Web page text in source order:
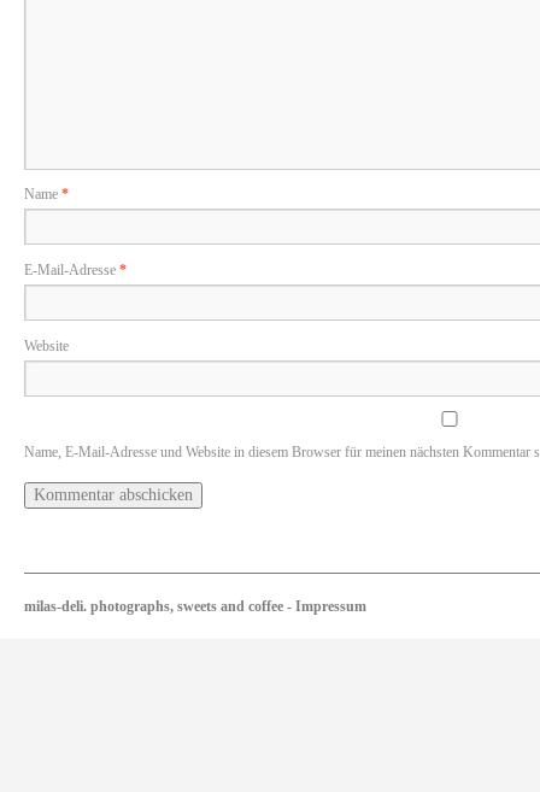
Name *
E-Mail-Adresse *
Website
Name, E-Mail-Adresse und Website in diesem Browser für meinen nächsten Kommentar
milas-deli. photographs, sweets and coffee - Impressum